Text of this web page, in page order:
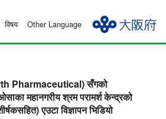
विषय Other Language
Pharmaceutical) सँगको
महानगरीय श्रम परामर्श केन्द्रको
एउटा विज्ञापन भिडियो